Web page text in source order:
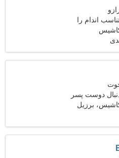
اندام را
دوست پسر
برزیل